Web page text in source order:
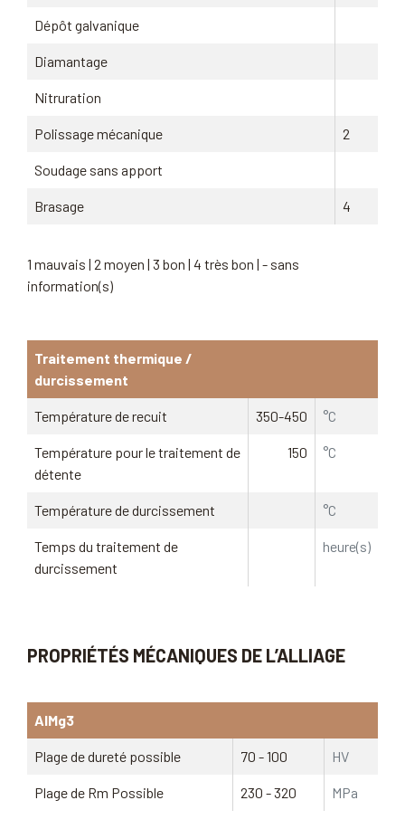
Dépôt galvanique
Diamantage
Nitruration
Polissage mécanique 2
Soudage sans apport
Brasage 4
1 mauvais | 2 moyen | 3 bon | 4 très bon | - sans
information(s)
Traitement thermique /
durcissement
Température de recuit 350-450 °C
Température pour le traitement de
détente
150 °C
Température de durcissement °C
Temps du traitement de
durcissement
heure(s)
PROPRIÉTÉS MÉCANIQUES DE L’ALLIAGE
AlMg3
Plage de dureté possible 70 - 100 HV
Plage de Rm Possible 230 - 320 MPa